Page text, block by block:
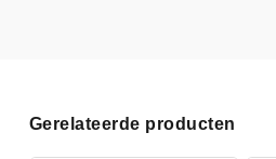
Gerelateerde producten